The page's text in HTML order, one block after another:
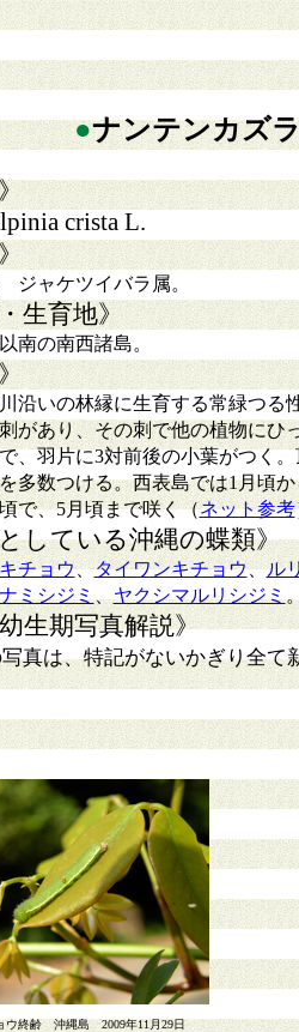
●ナンテンカズ
crista L.
ャケツイバラ属。
生育地》
南の南西諸島。
沿いの林縁に生育する常緑つる
があり、その刺で他の植物にひ
、羽片に3対前後の小葉がつく
多数つける。西表島では1月頃
で、5月頃まで咲く（ネット参考
している沖縄の蝶類》
チョウ、タイワンキチョウ、ル
ミシジミ、ヤクシマルリシジミ
生期写真解説》
真は、特記がないかぎり全て
ウ終齢 沖縄島 2009年11月29日